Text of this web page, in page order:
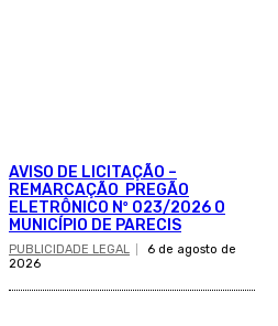
AVISO DE LICITAÇÃO –
REMARCAÇÃO PREGÃO
ELETRÔNICO Nº 023/2026 O
MUNICÍPIO DE PARECIS
PUBLICIDADE LEGAL
6 de agosto de
2026